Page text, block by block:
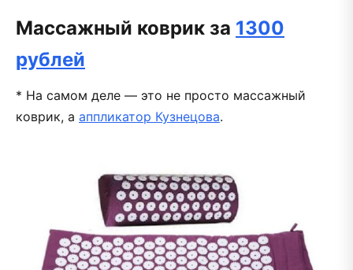
Массажный коврик за 1300
рублей
* На самом деле — это не просто массажный
коврик, а аппликатор Кузнецова.